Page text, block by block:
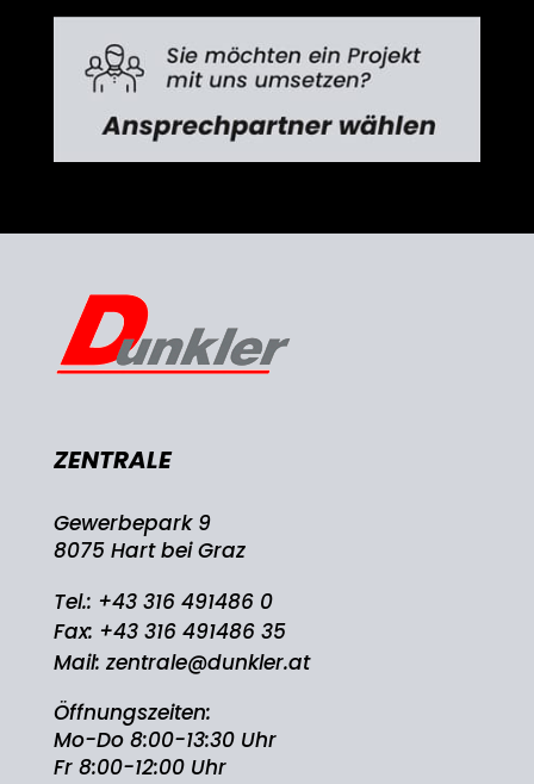
ZENTRALE
Gewerbepark 9
8075 Hart bei Graz
Tel.: +43 316 491486 0
Fax: +43 316 491486 35
Mail: zentrale@dunkler.at
Öffnungszeiten:
Mo-Do 8:00-13:30 Uhr
Fr 8:00-12:00 Uhr